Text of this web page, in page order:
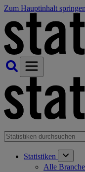
Zum Hauptinhalt springen
Statistiken
Alle